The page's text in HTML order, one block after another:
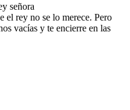
señora
el rey no se lo merece. Pero
vacías y te encierre en las